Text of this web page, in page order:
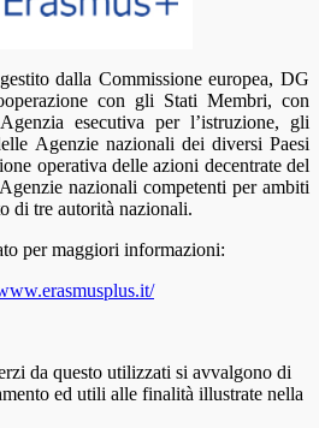
dalla Commissione europea, DG
con gli Stati Membri, con
esecutiva per l’istruzione, gli
Agenzie nazionali dei diversi Paesi
operativa delle azioni decentrate del
nazionali competenti per ambiti
di tre autorità nazionali.
per maggiori informazioni:
da questo utilizzati si avvalgono di
ed utili alle finalità illustrate nella